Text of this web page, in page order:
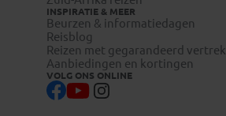
INSPIRATIE & MEER
Beurzen & informatiedagen
Reisblog
Reizen met gegarandeerd vertrek
Aanbiedingen en kortingen
VOLG ONS ONLINE